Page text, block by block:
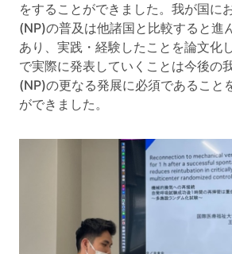
をすることができました。我が国に
(NP)の普及は他諸国と比較すると進
あり、実践・経験したことを論文化
で実際に発表していくことは今後の
(NP)の更なる発展に必須であること
ができました。